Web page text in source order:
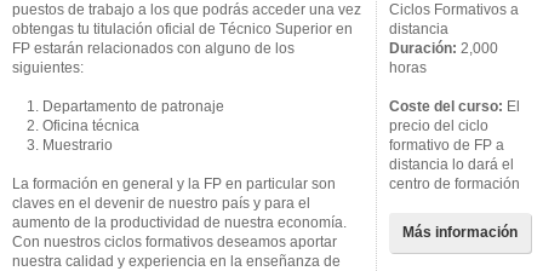
puestos de trabajo a los que podrás acceder una vez
obtengas tu titulación oficial de Técnico Superior en
FP estarán relacionados con alguno de los
siguientes:
1. Departamento de patronaje
2. Oficina técnica
3. Muestrario
La formación en general y la FP en particular son
claves en el devenir de nuestro país y para el
aumento de la productividad de nuestra economía.
Con nuestros ciclos formativos deseamos aportar
nuestra calidad y experiencia en la enseñanza de
Ciclos Formativos a
distancia
Duración: 2,000
horas
Coste del curso: El
precio del ciclo
formativo de FP a
distancia lo dará el
centro de formación
Más información